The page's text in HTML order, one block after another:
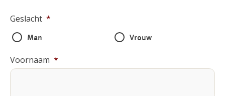
Geslacht *
Man Vrouw
Voornaam *